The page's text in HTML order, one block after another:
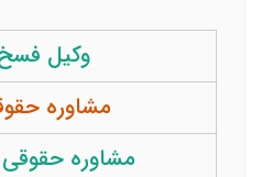
وکیل
مشاوره
مشاوره